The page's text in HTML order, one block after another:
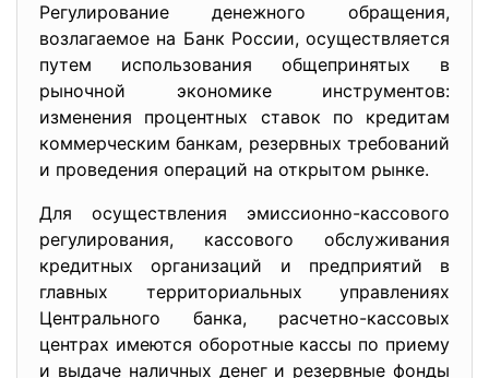
Регулирование денежного обращения,
возлагаемое на Банк России, осуществляется
путем использования общепринятых в
рыночной экономике инструментов:
изменения процентных ставок по кредитам
коммерческим банкам, резервных требований
и проведения операций на открытом рынке.
Для осуществления эмиссионно-кассового
регулирования, кассового обслуживания
кредитных организаций и предприятий в
главных территориальных управлениях
Центрального банка, расчетно-кассовых
центрах имеются оборотные кассы по приему
и выдаче наличных денег и резервные фонды